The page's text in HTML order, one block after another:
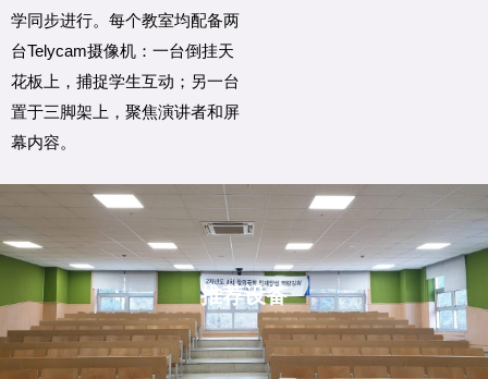
学同步进行。每个教室均配备两
台Telycam摄像机：一台倒挂天
花板上，捕捉学生互动；另一台
置于三脚架上，聚焦演讲者和屏
幕内容。
推荐设备